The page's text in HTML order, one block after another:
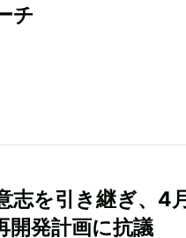
チ
志を引き継ぎ、4
開発計画に抗議